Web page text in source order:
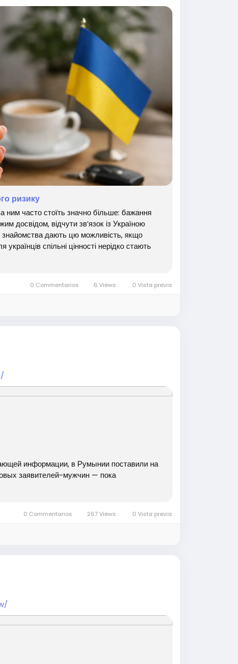
ризику
ним часто стоїть значно більше: бажання
досвідом, відчути зв’язок із Україною
дають цю можливість, якщо
спільні цінності нерідко стають
0 Commentarios 6 Views 0 Vista previa
информации, в Румынии поставили на
заявителей-мужчин — пока
0 Commentarios 267 Views 0 Vista previa